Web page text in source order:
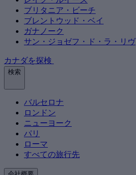
ブリタニア・ビーチ
ブレントウッド・ベイ
ガナノーク
サン・ジョゼフ・ド・ラ・リヴ
カナダを探検
検索
バルセロナ
ロンドン
ニューヨーク
パリ
ローマ
すべての旅行先